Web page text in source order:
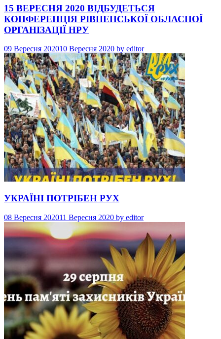
15 ВЕРЕСНЯ 2020 ВІДБУДЕТЬСЯ
КОНФЕРЕНЦІЯ РІВНЕНСЬКОЇ ОБЛАСНОЇ
ОРГАНІЗАЦІЇ НРУ
09 Вересня 202010 Вересня 2020 by editor
УКРАЇНІ ПОТРІБЕН РУХ
08 Вересня 202011 Вересня 2020 by editor